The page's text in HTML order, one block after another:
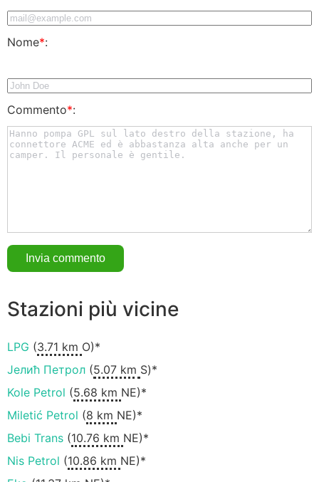
Nome*:
Commento*:
Stazioni più vicine
LPG (3.71 km O)*
Јелић Петрол (5.07 km S)*
Kole Petrol (5.68 km NE)*
Miletić Petrol (8 km NE)*
Bebi Trans (10.76 km NE)*
Nis Petrol (10.86 km NE)*